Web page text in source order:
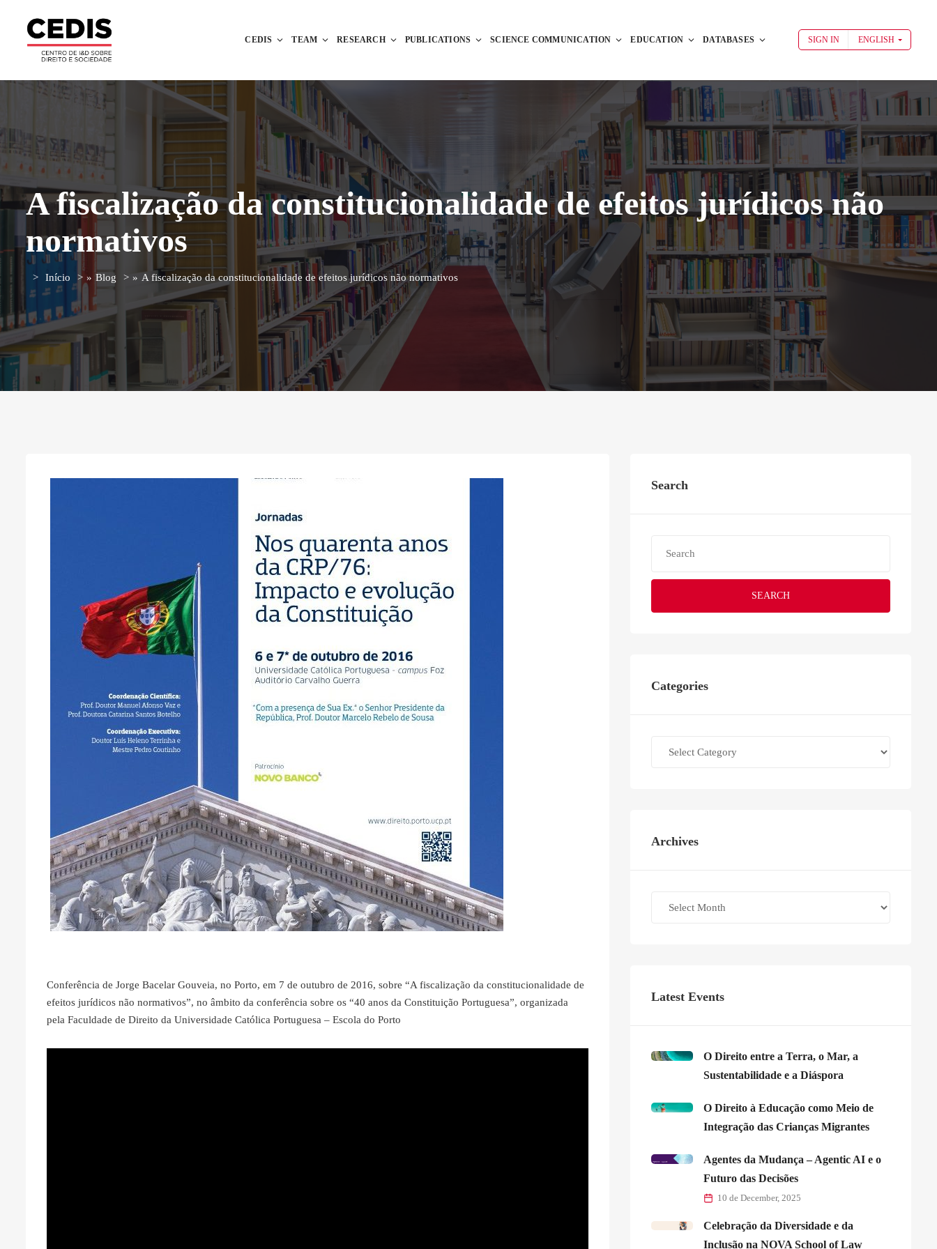
CEDIS TEAM RESEARCH PUBLICATIONS SCIENCE COMMUNICATION EDUCATION DATABASES SIGN IN ENGLISH
A fiscalização da constitucionalidade de efeitos jurídicos não
normativos
Início » Blog » A fiscalização da constitucionalidade de efeitos jurídicos não normativos
Conferência de Jorge Bacelar Gouveia, no Porto, em 7 de outubro de 2016, sobre “A fiscalização da constitucionalidade de
efeitos jurídicos não normativos”, no âmbito da conferência sobre os “40 anos da Constituição Portuguesa”, organizada
pela Faculdade de Direito da Universidade Católica Portuguesa – Escola do Porto
Search
SEARCH
Categories
Archives
Latest Events
O Direito entre a Terra, o Mar, a
Sustentabilidade e a Diáspora
O Direito à Educação como Meio de
Integração das Crianças Migrantes
Agentes da Mudança – Agentic AI e o
Futuro das Decisões
10 de December, 2025
Celebração da Diversidade e da
Inclusão na NOVA School of Law